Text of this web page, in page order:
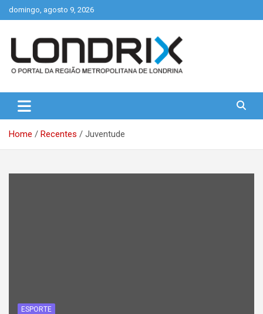
Skip
to
domingo, agosto 9, 2026
Londrix
Home Recentes Juventude
ESPORTE